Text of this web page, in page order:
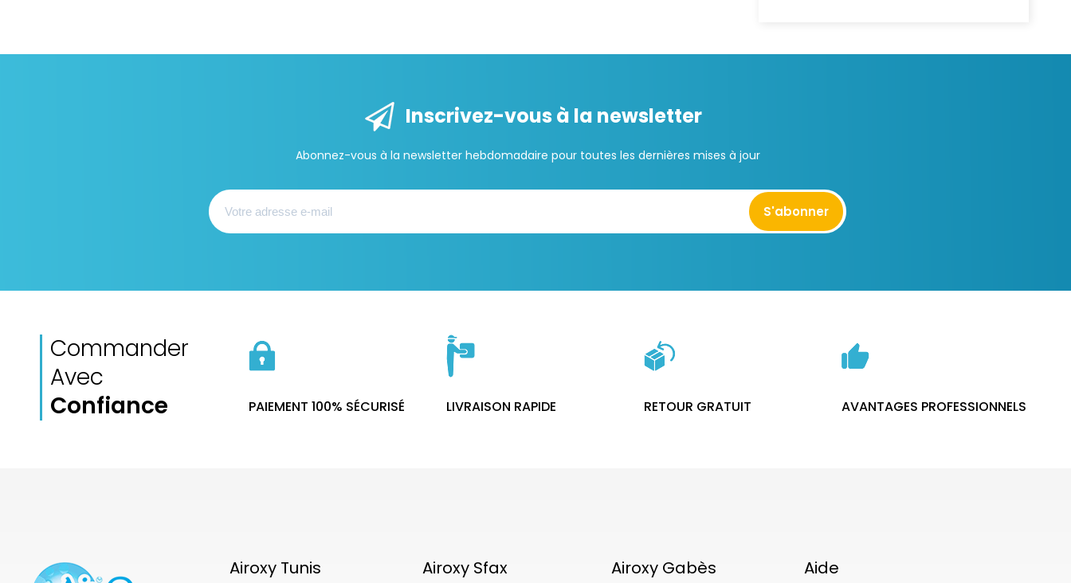
Inscrivez-vous à la newsletter
Abonnez-vous à la newsletter hebdomadaire pour toutes les dernières mises à jour
S'abonner
Commander
Avec
Confiance
PAIEMENT 100% SÉCURISÉ LIVRAISON RAPIDE RETOUR GRATUIT AVANTAGES PROFESSIONNELS
Airoxy Tunis Airoxy Sfax Airoxy Gabès Aide